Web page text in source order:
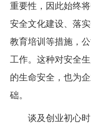
重要性，因此始终
安全文化建设、落
教育培训等措施，
工作。这种对安全
的生命安全，也为
础。
谈及创业初心